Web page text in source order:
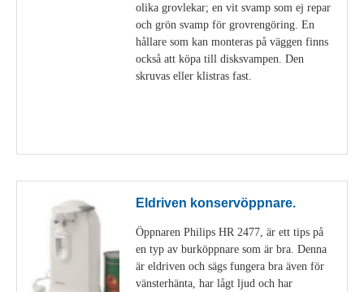
olika grovlekar; en vit svamp som ej repar
och grön svamp för grovrengöring. En
hållare som kan monteras på väggen finns
också att köpa till disksvampen. Den
skruvas eller klistras fast.
Eldriven konservöppnare.
Öppnaren Philips HR 2477, är ett tips på
en typ av burköppnare som är bra. Denna
är eldriven och sägs fungera bra även för
vänsterhänta, har lågt ljud och har